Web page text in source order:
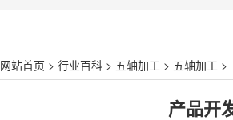
网站首页 > 行业百科 > 五轴加工 > 五轴加工 >
产品开